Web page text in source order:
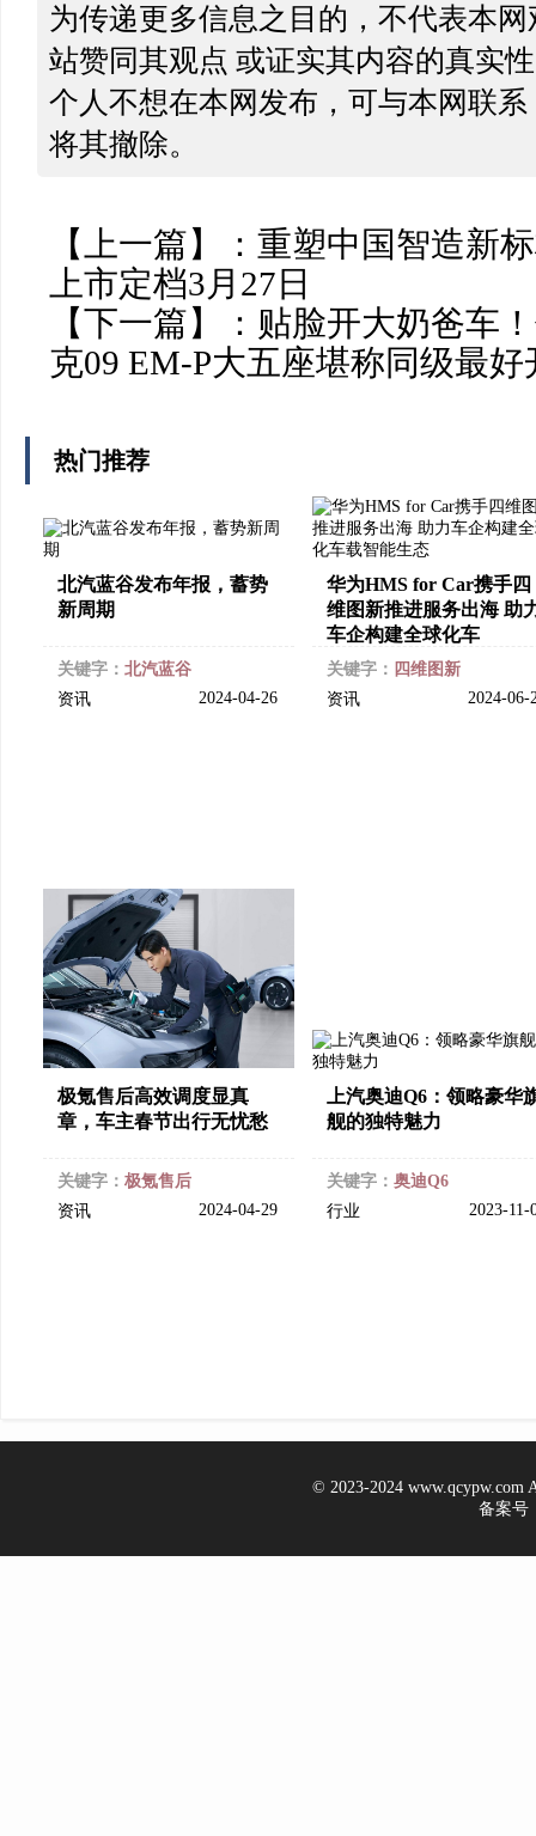
为传递更多信息之目的，不代表本
站赞同其观点 或证实其内容的真实
个人不想在本网发布，可与本网联
将其撤除。
【上一篇】： 重塑中国智造新
上市定档3月27日
【下一篇】： 贴脸开大奶爸车
克09 EM-P大五座堪称同级最好
热门推荐
北汽蓝谷发布年报，蓄势
新周期
关键字： 北汽蓝谷
资讯
2024-04-26
华为HMS for Car携手四
维图新推进服务出海 助
车企构建全球化车
关键字： 四维图新
资讯
2024-
极氪售后高效调度显真
章，车主春节出行无忧愁
关键字： 极氪售后
资讯
2024-04-29
上汽奥迪Q6：领略豪华
舰的独特魅力
关键字： 奥迪Q6
行业
2023-
© 2023-2024 www.qcypw.com
备案号